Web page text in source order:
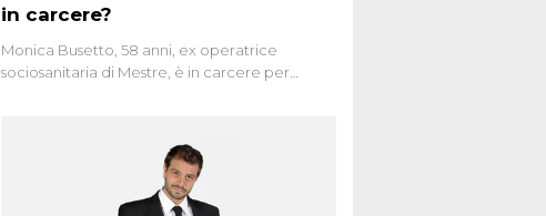
in carcere?
Monica Busetto, 58 anni, ex operatrice
sociosanitaria di Mestre, è in carcere per
Monica si proclama innocente. Nel 2015
un’altra donna confessa lo stesso delitto, poi
ritratta. Due colpevoli per un solo omicidio: